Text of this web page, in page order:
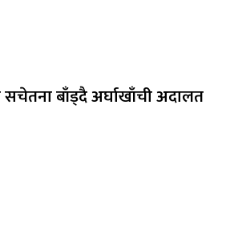
बाँड्दै अर्घाखाँची अदालत